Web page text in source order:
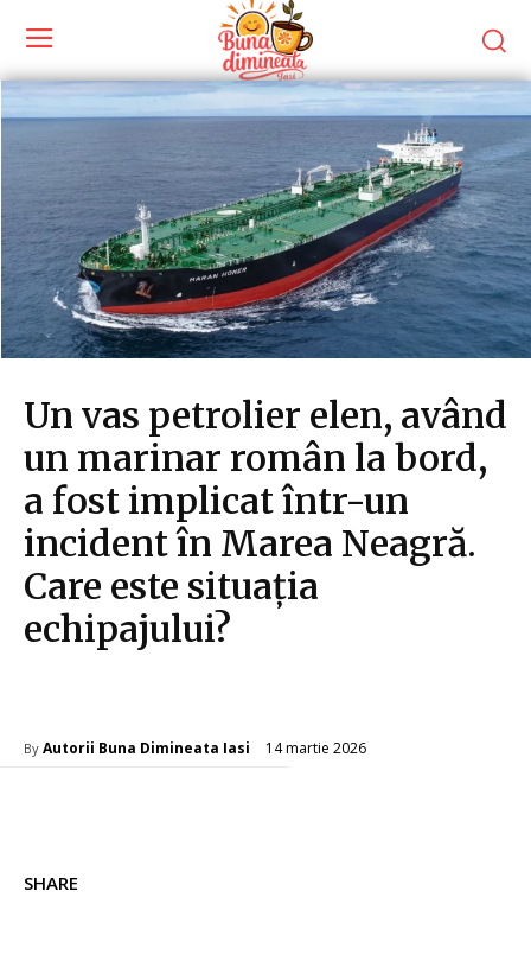
Un vas petrolier elen, având
un marinar român la bord,
a fost implicat într-un
incident în Marea Neagră.
Care este situația
echipajului?
By Autorii Buna Dimineata Iasi 14 martie 2026
SHARE